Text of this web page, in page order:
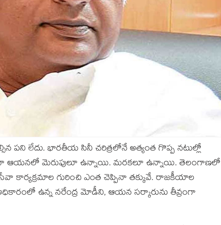
పని లేదు. భారతీయ సినీ చరిత్రలోనే అత్యంత గొప్ప నటుల్లో
ఆయనలో మెరుపులూ ఉన్నాయి. మరకలూ ఉన్నాయి. తెలంగాణలో
కార్యక్రమాల గురించి ఎంత చెప్పినా తక్కువే. రాజకీయాల
ఉన్న నరేంద్ర మోడీని, ఆయన సర్కారును తీవ్రంగా